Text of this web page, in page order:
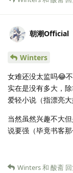
朝潮Official
Winters
女难还没太监吗😂
实在是没有多大，
爱轻小说（指漂亮
当然虽然兴趣不大
说要强（毕竟书客
Winters和 酸斋